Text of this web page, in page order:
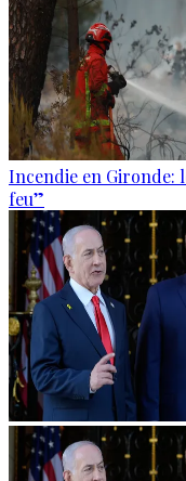
Incendie en Gironde:
feu”